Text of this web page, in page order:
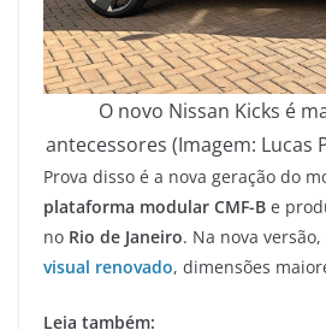
O novo Nissan Kicks é
antecessores (Imagem: Lucas
Prova disso é a nova geração do
plataforma modular CMF-B e
no Rio de Janeiro. Na nova versão,
visual renovado, dimensões
Leia também: